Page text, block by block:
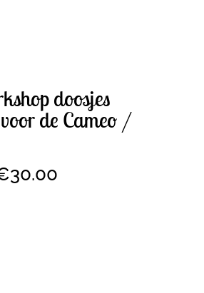
doosjes
de Cameo /
30.00